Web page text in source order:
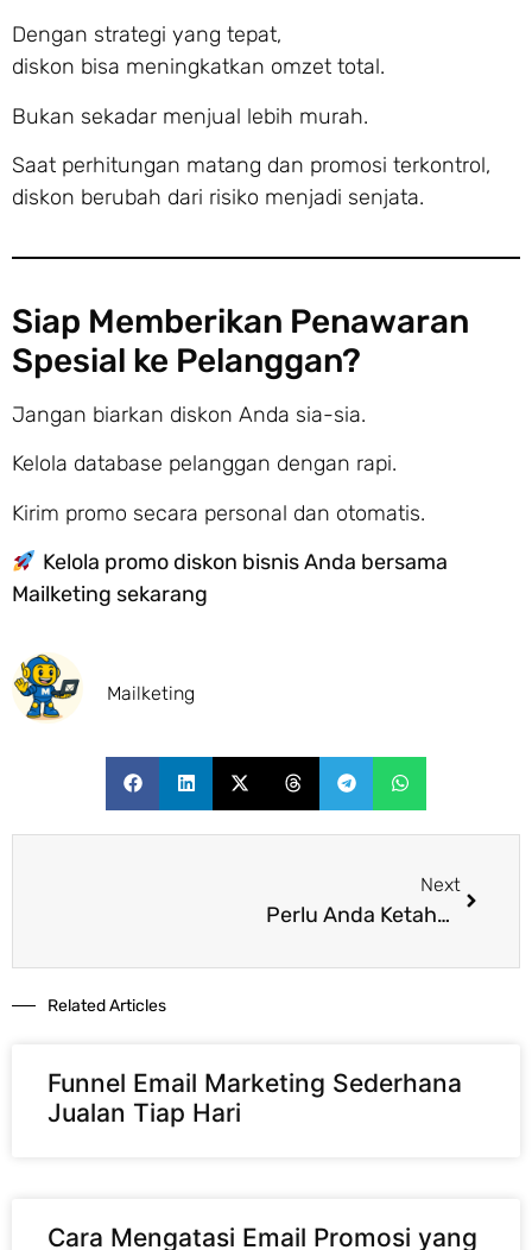
Dengan strategi yang tepat,
diskon bisa meningkatkan omzet total.
Bukan sekadar menjual lebih murah.
Saat perhitungan matang dan promosi terkontrol,
diskon berubah dari risiko menjadi senjata.
Siap Memberikan Penawaran
Spesial ke Pelanggan?
Jangan biarkan diskon Anda sia-sia.
Kelola database pelanggan dengan rapi.
Kirim promo secara personal dan otomatis.
Kelola promo diskon bisnis Anda bersama
Mailketing sekarang
Mailketing
Next
Perlu Anda Ketahui! Ini Dia Strategi Penetapan Harga yang Benar Agar Bisnis Cuan Maksimal
Related Articles​
Funnel Email Marketing Sederhana
Jualan Tiap Hari
Cara Mengatasi Email Promosi yang